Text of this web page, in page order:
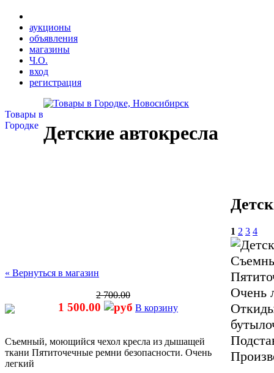
аукционы
объявления
магазины
Ч.О.
вход
регистрация
Товары в
Городке Детские автокресла
« Вернуться в магазин
2 700.00
1 500.00 В корзину
Съемный, моющийся чехол кресла из дышащей
ткани Пятиточечные ремни безопасности. Очень
легкий
1 2 3 4
Очень